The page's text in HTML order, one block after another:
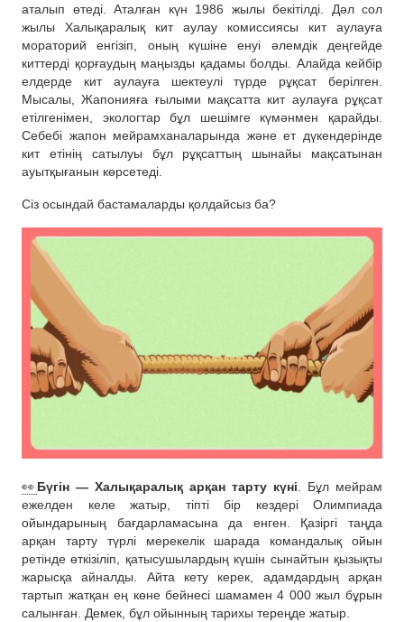
аталып өтеді. Аталған күн 1986 жылы бекітілді. Дәл сол
жылы Халықаралық кит аулау комиссиясы кит аулауға
мораторий енгізіп, оның күшіне енуі әлемдік деңгейде
киттерді қорғаудың маңызды қадамы болды. Алайда кейбір
елдерде кит аулауға шектеулі түрде рұқсат берілген.
Мысалы, Жапонияға ғылыми мақсатта кит аулауға рұқсат
етілгенімен, экологтар бұл шешімге күмәнмен қарайды.
Себебі жапон мейрамханаларында және ет дүкендерінде
кит етінің сатылуы бұл рұқсаттың шынайы мақсатынан
ауытқығанын көрсетеді.
Сіз осындай бастамаларды қолдайсыз ба?
👀 Бүгін — Халықаралық арқан тарту күні. Бұл мейрам
ежелден келе жатыр, тіпті бір кездері Олимпиада
ойындарының бағдарламасына да енген. Қазіргі таңда
арқан тарту түрлі мерекелік шарада командалық ойын
ретінде өткізіліп, қатысушылардың күшін сынайтын қызықты
жарысқа айналды. Айта кету керек, адамдардың арқан
тартып жатқан ең көне бейнесі шамамен 4 000 жыл бұрын
салынған. Демек, бұл ойынның тарихы тереңде жатыр.